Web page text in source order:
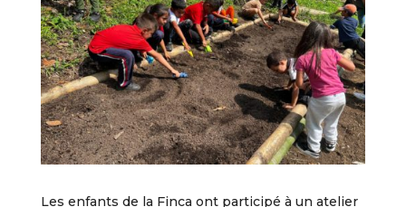
Les enfants de la Finca ont participé à un atelier